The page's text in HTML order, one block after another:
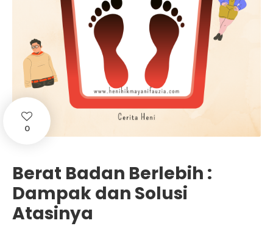
0
Berat Badan Berlebih :
Dampak dan Solusi
Atasinya